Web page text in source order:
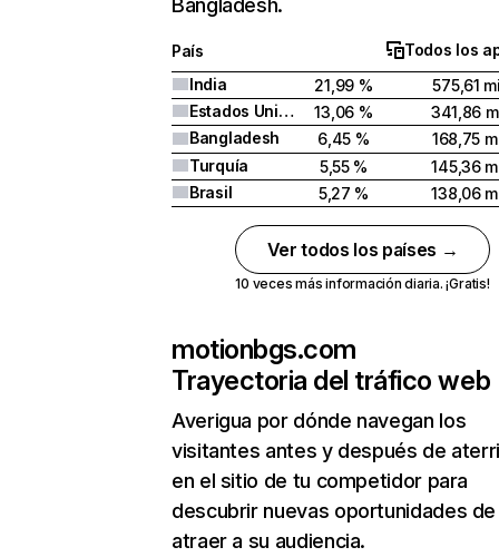
Bangladesh.
País
Todos los
India
21,99 %
575,61
Estados Unidos
13,06 %
341,86
Bangladesh
6,45 %
168,75
Turquía
5,55 %
145,36
Brasil
5,27 % 138,06
Ver todos los países →
10 veces más información diaria. ¡Gratis!
motionbgs.com
Trayectoria del tráfico web
Averigua por dónde navegan los
visitantes antes y después de
en el sitio de tu competidor para
descubrir nuevas oportunidades de
atraer a su audiencia.